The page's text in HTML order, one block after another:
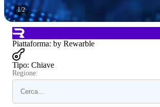
1/2
Piattaforma: by Rewarble
Tipo: Chiave
Regione: